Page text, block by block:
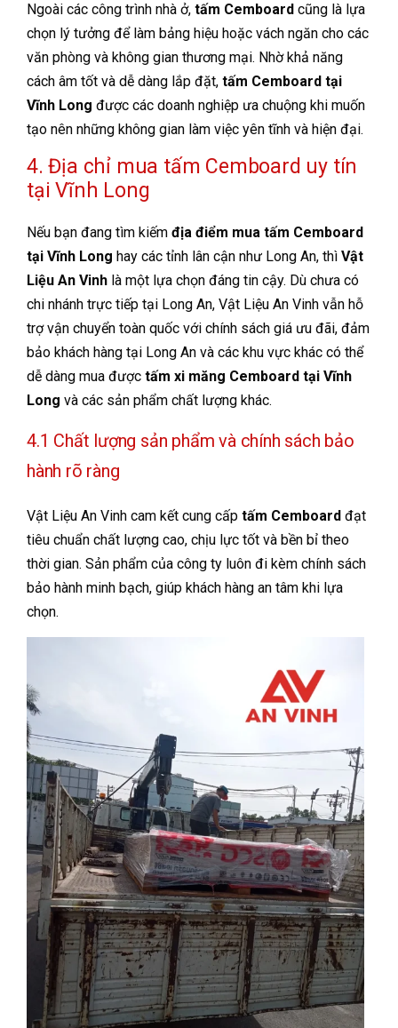
Ngoài các công trình nhà ở, tấm Cemboard cũng là lựa
chọn lý tưởng để làm bảng hiệu hoặc vách ngăn cho các
văn phòng và không gian thương mại. Nhờ khả năng
cách âm tốt và dễ dàng lắp đặt, tấm Cemboard tại
Vĩnh Long được các doanh nghiệp ưa chuộng khi muốn
tạo nên những không gian làm việc yên tĩnh và hiện đại.
4. Địa chỉ mua tấm Cemboard uy tín
tại Vĩnh Long
Nếu bạn đang tìm kiếm địa điểm mua tấm Cemboard
tại Vĩnh Long hay các tỉnh lân cận như Long An, thì Vật
Liệu An Vinh là một lựa chọn đáng tin cậy. Dù chưa có
chi nhánh trực tiếp tại Long An, Vật Liệu An Vinh vẫn hỗ
trợ vận chuyển toàn quốc với chính sách giá ưu đãi, đảm
bảo khách hàng tại Long An và các khu vực khác có thể
dễ dàng mua được tấm xi măng Cemboard tại Vĩnh
Long và các sản phẩm chất lượng khác.
4.1 Chất lượng sản phẩm và chính sách bảo
hành rõ ràng
Vật Liệu An Vinh cam kết cung cấp tấm Cemboard đạt
tiêu chuẩn chất lượng cao, chịu lực tốt và bền bỉ theo
thời gian. Sản phẩm của công ty luôn đi kèm chính sách
bảo hành minh bạch, giúp khách hàng an tâm khi lựa
chọn.